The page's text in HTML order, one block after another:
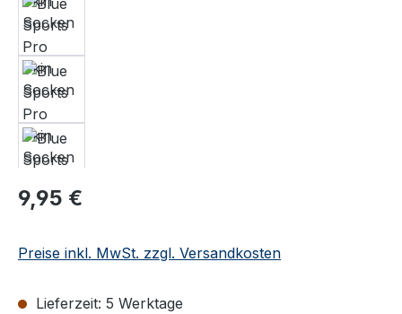
Regulärer Preis:
9,95 €
Preise inkl. MwSt. zzgl. Versandkosten
Lieferzeit: 5 Werktage